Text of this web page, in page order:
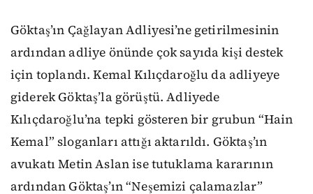
Göktaş’ın Çağlayan Adliyesi’ne getirilmesinin
ardından adliye önünde çok sayıda kişi destek
için toplandı. Kemal Kılıçdaroğlu da adliyeye
giderek Göktaş’la görüştü. Adliyede
Kılıçdaroğlu’na tepki gösteren bir grubun “Hain
Kemal” sloganları attığı aktarıldı. Göktaş’ın
avukatı Metin Aslan ise tutuklama kararının
ardından Göktaş’ın “Neşemizi çalamazlar”